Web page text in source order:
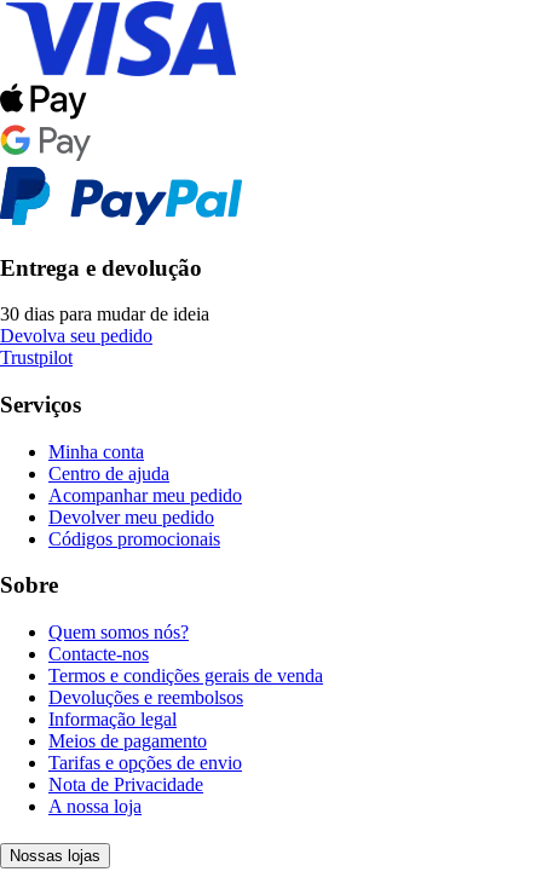
Entrega e devolução
30 dias para mudar de ideia
Devolva seu pedido
Trustpilot
Serviços
Minha conta
Centro de ajuda
Acompanhar meu pedido
Devolver meu pedido
Códigos promocionais
Sobre
Quem somos nós?
Contacte-nos
Termos e condições gerais de venda
Devoluções e reembolsos
Informação legal
Meios de pagamento
Tarifas e opções de envio
Nota de Privacidade
A nossa loja
Nossas lojas